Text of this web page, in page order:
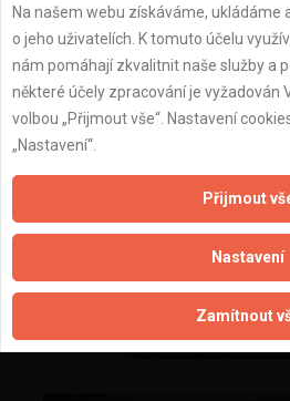
Praha 12 -
Na našem webu získáváme,
o jeho uživatelích. K tomuto účelu
nám pomáhají zkvalitnit naše služby a
některé účely zpracování je vyžadován
volbou „Přijmout vše“. Nastavení
„Nastavení“.
Přijmout
Nastavení
Zamítnout